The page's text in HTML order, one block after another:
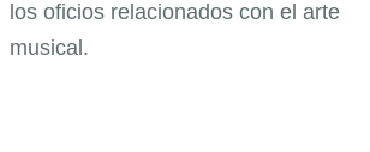
los oficios relacionados con el arte
musical.